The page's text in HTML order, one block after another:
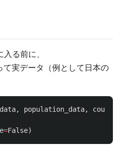
る前に、
て実データ（例として日本の
, population_data,
country
=False)